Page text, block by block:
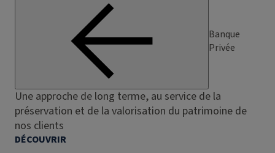
Banque
Privée
Une approche de long terme, au service de la
préservation et de la valorisation du patrimoine de
nos clients
DÉCOUVRIR